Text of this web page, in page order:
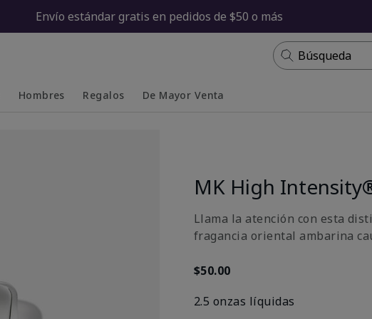
Envío estándar gratis en pedidos de $50 o más
Búsqueda
Hombres Regalos De Mayor Venta
MK High
Llama la atención con esta
fragancia oriental ambarina
$50.00
2.5 onzas líquidas